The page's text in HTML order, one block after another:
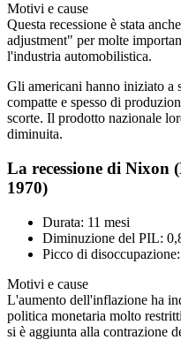
Motivi e cause
Questa recessione è stata
adjustment" per molte
l'industria automobilistica.
Gli americani hanno iniziato a
compatte e spesso di
scorte. Il prodotto nazionale
diminuita.
La recessione di Nixon
1970)
Durata: 11 mesi
Diminuzione del PIL:
Picco di
Motivi e cause
L'aumento dell'inflazione ha
politica monetaria molto
si è aggiunta alla contrazione